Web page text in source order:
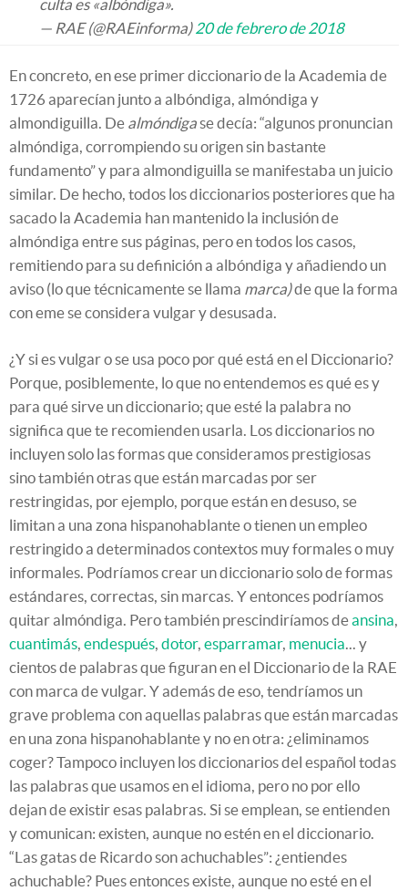
culta es «albóndiga».
— RAE (@RAEinforma)20 de febrero de 2018
En concreto, en ese primer diccionario de la Academia de
1726 aparecían junto a albóndiga, almóndiga y
almondiguilla. De almóndigase decía: “algunos pronuncian
almóndiga, corrompiendo su origen sin bastante
fundamento” y para almondiguilla se manifestaba un juicio
similar. De hecho, todos los diccionarios posteriores que ha
sacado la Academia han mantenido la inclusión de
almóndiga entre sus páginas, pero en todos los casos,
remitiendo para su definición a albóndiga y añadiendo un
aviso (lo que técnicamente se llama marca)de que la forma
con eme se considera vulgar y desusada.
¿Y si es vulgar o se usa poco por qué está en el Diccionario?
Porque, posiblemente, lo que no entendemos es qué es y
para qué sirve un diccionario; que esté la palabra no
significa que te recomienden usarla. Los diccionarios no
incluyen solo las formas que consideramos prestigiosas
sino también otras que están marcadas por ser
restringidas, por ejemplo, porque están en desuso, se
limitan a una zona hispanohablante o tienen un empleo
restringido a determinados contextos muy formales o muy
informales. Podríamos crear un diccionario solo de formas
estándares, correctas, sin marcas. Y entonces podríamos
quitar almóndiga. Pero también prescindiríamos deansina,
cuantimás, endespués, dotor, esparramar, menucia... y
cientos de palabras que figuran en el Diccionario de la RAE
con marca de vulgar. Y además de eso, tendríamos un
grave problema con aquellas palabras que están marcadas
en una zona hispanohablante y no en otra: ¿eliminamos
coger? Tampoco incluyen los diccionarios del español todas
las palabras que usamos en el idioma, pero no por ello
dejan de existir esas palabras. Si se emplean, se entienden
y comunican: existen, aunque no estén en el diccionario.
“Las gatas de Ricardo son achuchables”: ¿entiendes
achuchable? Pues entonces existe, aunque no esté en el